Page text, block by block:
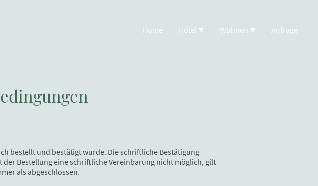
Home Hotel Wohnen Anfrage
bestellt und bestätigt wurde. Die schriftliche Bestätigung
Bestellung eine schriftliche Vereinbarung nicht möglich, gilt
als abgeschlossen.